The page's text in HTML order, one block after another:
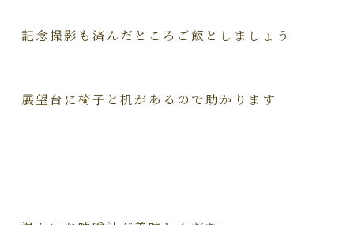
記念撮影も済んだところご飯としましょう
展望台に椅子と机があるので助かります